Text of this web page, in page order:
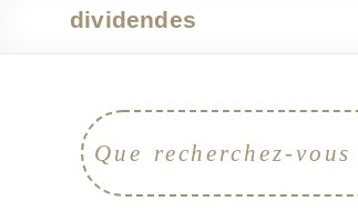
dividendes